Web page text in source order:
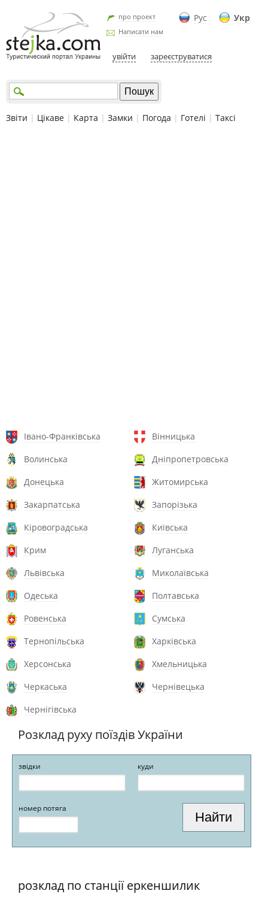
Рус Укр
про проект
Написати нам
увійти зареєструватися
Звіти | Цікаве | Карта | Замки | Погода | Готелі | Таксі
Івано-Франківська
Вінницька
Волинська
Дніпропетровська
Донецька
Житомирська
Закарпатська
Запорізька
Кіровоградська
Київська
Крим
Луганська
Львівська
Миколаївська
Одеська
Полтавська
Ровенська
Сумська
Тернопільська
Харківська
Херсонська
Хмельницька
Черкаська
Чернівецька
Чернігівська
Розклад руху поїздів України
звідки куди
номер потяга
розклад по станції еркеншилик